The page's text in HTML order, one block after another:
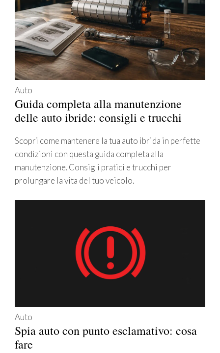
Auto
Guida completa alla manutenzione
delle auto ibride: consigli e trucchi
Scopri come mantenere la tua auto ibrida in perfette
condizioni con questa guida completa alla
manutenzione. Consigli pratici e trucchi per
prolungare la vita del tuo veicolo.
Auto
Spia auto con punto esclamativo: cosa
fare